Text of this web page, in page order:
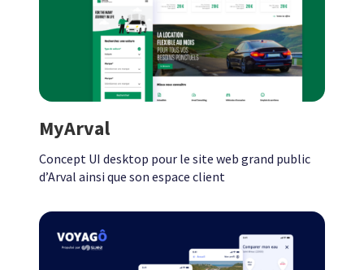
MyArval
Concept UI desktop pour le site web grand public
d’Arval ainsi que son espace client